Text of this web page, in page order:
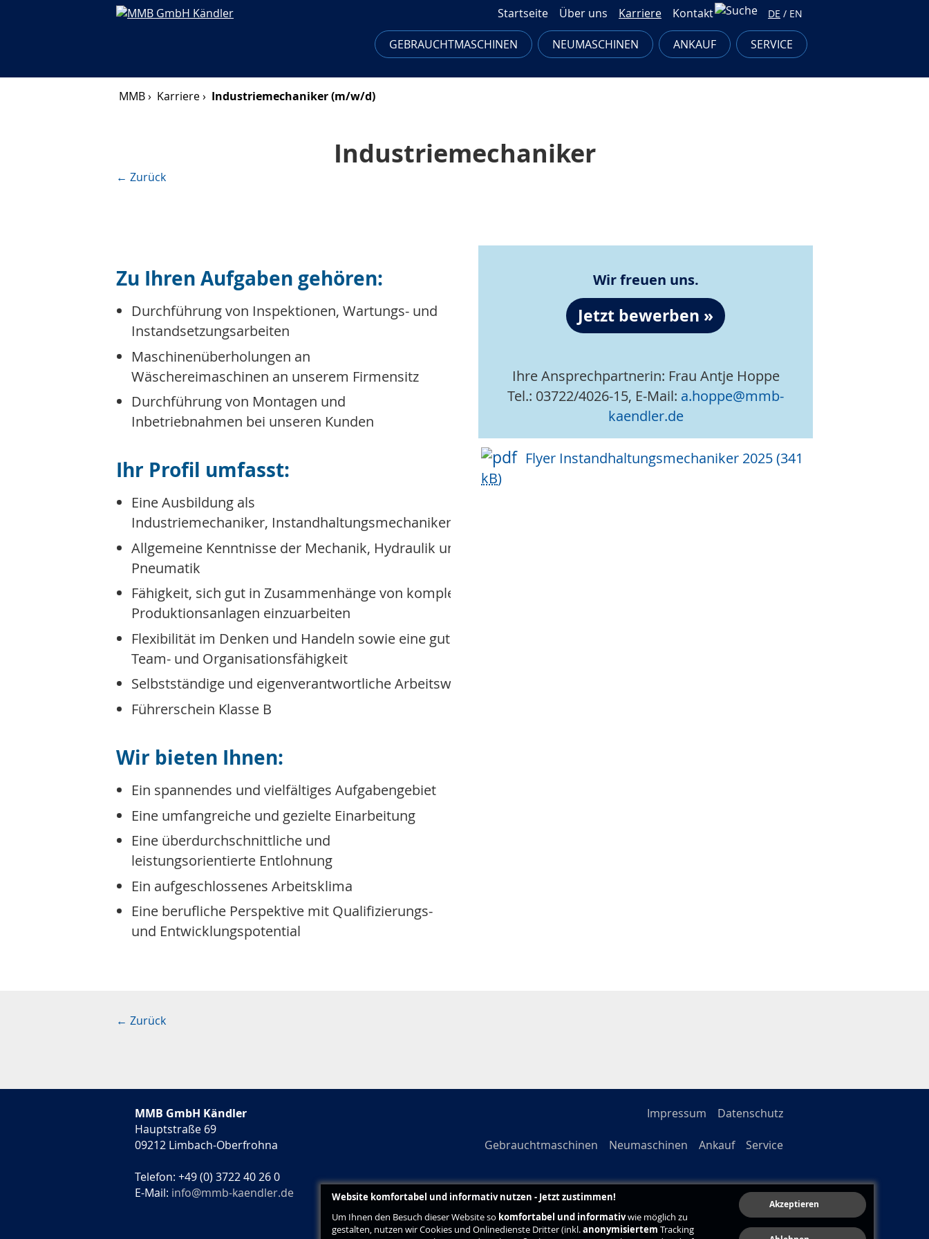
Startseite Über uns Karriere Kontakt DE / EN
GEBRAUCHTMASCHINEN NEUMASCHINEN ANKAUF SERVICE
MMB › Karriere › Industriemechaniker (m/w/d)
Industriemechaniker
← Zurück
Zu Ihren Aufgaben gehören:
Durchführung von Inspektionen, Wartungs- und
Instandsetzungsarbeiten
Maschinenüberholungen an
Wäschereimaschinen an unserem Firmensitz
Durchführung von Montagen und
Inbetriebnahmen bei unseren Kunden
Ihr Profil umfasst:
Eine Ausbildung als
Industriemechaniker, Instandhaltungsmechaniker, o.ä.
Allgemeine Kenntnisse der Mechanik, Hydraulik und
Pneumatik
Fähigkeit, sich gut in Zusammenhänge von komplexen
Produktionsanlagen einzuarbeiten
Flexibilität im Denken und Handeln sowie eine gute
Team- und Organisationsfähigkeit
Selbstständige und eigenverantwortliche Arbeitsweise
Führerschein Klasse B
Wir bieten Ihnen:
Ein spannendes und vielfältiges Aufgabengebiet
Eine umfangreiche und gezielte Einarbeitung
Eine überdurchschnittliche und
leistungsorientierte Entlohnung
Ein aufgeschlossenes Arbeitsklima
Eine berufliche Perspektive mit Qualifizierungs-
und Entwicklungspotential
Wir freuen uns.
Jetzt bewerben
Ihre Ansprechpartnerin: Frau Antje Hoppe
Tel.: 03722/4026-15, E-Mail: a.hoppe@mmb-
kaendler.de
Flyer Instandhaltungsmechaniker 2025(341
kB)
← Zurück
MMB GmbH Kändler
Hauptstraße 69
09212 Limbach-Oberfrohna
Telefon: +49 (0) 3722 40 26 0
E-Mail: info@mmb-kaendler.de
Impressum Datenschutz
Gebrauchtmaschinen Neumaschinen Ankauf Service
Website komfortabel und informativ nutzen - Jetzt zustimmen!
Um Ihnen den Besuch dieser Website so komfortabel und informativwie möglich zu
gestalten, nutzen wir Cookies und Onlinedienste Dritter (inkl.anonymisiertem Tracking